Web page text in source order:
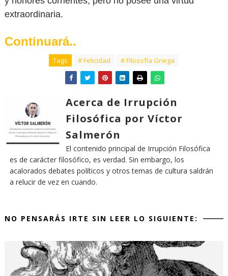
extraordinaria.
Continuará..
Tags # Felicidad # Filosofía Griega
Acerca de Irrupción
Filosófica por Víctor
Salmerón
El contenido principal de Irrupción Filosófica
es de carácter filosófico, es verdad. Sin embargo, los
acalorados debates políticos y otros temas de cultura saldrán
a relucir de vez en cuando.
NO PENSARÁS IRTE SIN LEER LO SIGUIENTE: